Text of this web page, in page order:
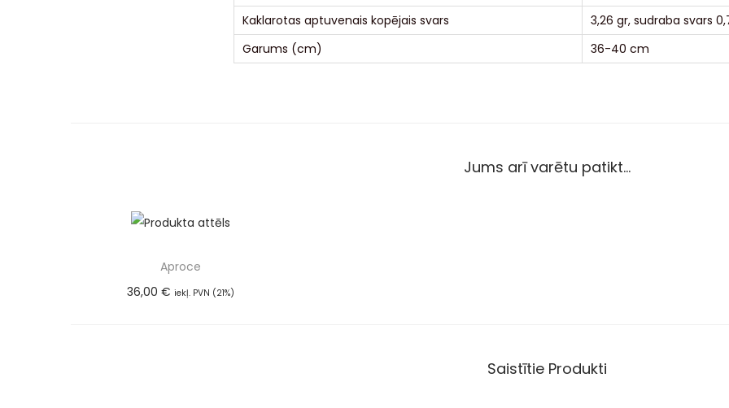
Kaklarotas aptuvenais kopējais svars
3,26 gr, sudraba svars
Garums (cm)
36-40 cm
Jums arī varētu patikt…
Aproce
36,00 € iekļ. PVN (21%)
Saistītie Produkti